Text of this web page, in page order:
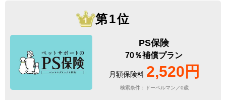
第1位
PS保険
70％補償プラン
月額保険料 2,520円
検索条件：ドーベルマン／0歳